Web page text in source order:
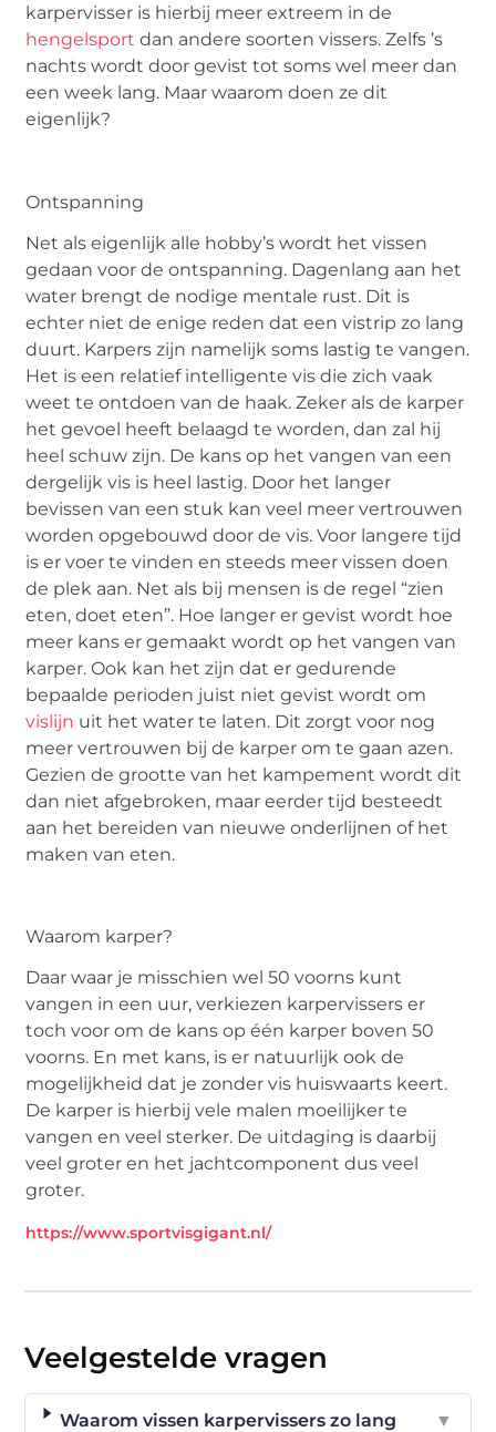
karpervisser is hierbij meer extreem in de
hengelsport dan andere soorten vissers. Zelfs ’s
nachts wordt door gevist tot soms wel meer dan
een week lang. Maar waarom doen ze dit
eigenlijk?
Ontspanning
Net als eigenlijk alle hobby’s wordt het vissen
gedaan voor de ontspanning. Dagenlang aan het
water brengt de nodige mentale rust. Dit is
echter niet de enige reden dat een vistrip zo lang
duurt. Karpers zijn namelijk soms lastig te vangen.
Het is een relatief intelligente vis die zich vaak
weet te ontdoen van de haak. Zeker als de karper
het gevoel heeft belaagd te worden, dan zal hij
heel schuw zijn. De kans op het vangen van een
dergelijk vis is heel lastig. Door het langer
bevissen van een stuk kan veel meer vertrouwen
worden opgebouwd door de vis. Voor langere tijd
is er voer te vinden en steeds meer vissen doen
de plek aan. Net als bij mensen is de regel “zien
eten, doet eten”. Hoe langer er gevist wordt hoe
meer kans er gemaakt wordt op het vangen van
karper. Ook kan het zijn dat er gedurende
bepaalde perioden juist niet gevist wordt om
vislijn uit het water te laten. Dit zorgt voor nog
meer vertrouwen bij de karper om te gaan azen.
Gezien de grootte van het kampement wordt dit
dan niet afgebroken, maar eerder tijd besteedt
aan het bereiden van nieuwe onderlijnen of het
maken van eten.
Waarom karper?
Daar waar je misschien wel 50 voorns kunt
vangen in een uur, verkiezen karpervissers er
toch voor om de kans op één karper boven 50
voorns. En met kans, is er natuurlijk ook de
mogelijkheid dat je zonder vis huiswaarts keert.
De karper is hierbij vele malen moeilijker te
vangen en veel sterker. De uitdaging is daarbij
veel groter en het jachtcomponent dus veel
groter.
https://www.sportvisgigant.nl/
Veelgestelde vragen
Waarom vissen karpervissers zo lang
▼